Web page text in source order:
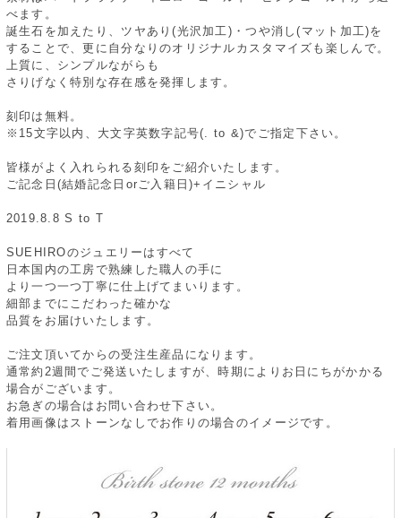
べます。
誕生石を加えたり、ツヤあり(光沢加工)・つや消し(マット加工)を
することで、更に自分なりのオリジナルカスタマイズも楽しんで。
上質に、シンプルながらも
さりげなく特別な存在感を発揮します。
刻印は無料。
※15文字以内、大文字英数字記号(. to &)でご指定下さい。
皆様がよく入れられる刻印をご紹介いたします。
ご記念日(結婚記念日orご入籍日)+イニシャル
2019.8.8 S to T
SUEHIROのジュエリーはすべて
日本国内の工房で熟練した職人の手に
より一つ一つ丁寧に仕上げてまいります。
細部までにこだわった確かな
品質をお届けいたします。
ご注文頂いてからの受注生産品になります。
通常約2週間でご発送いたしますが、時期によりお日にちがかかる
場合がございます。
お急ぎの場合はお問い合わせ下さい。
着用画像はストーンなしでお作りの場合のイメージです。